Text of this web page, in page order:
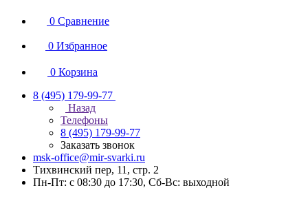
0 Сравнение
0 Избранное
0 Корзина
8 (495) 179-99-77
Назад
Телефоны
8 (495) 179-99-77
Заказать звонок
msk-office@mir-svarki.ru
Тихвинский пер, 11, стр. 2
Пн-Пт: с 08:30 до 17:30, Сб-Вс: выходной